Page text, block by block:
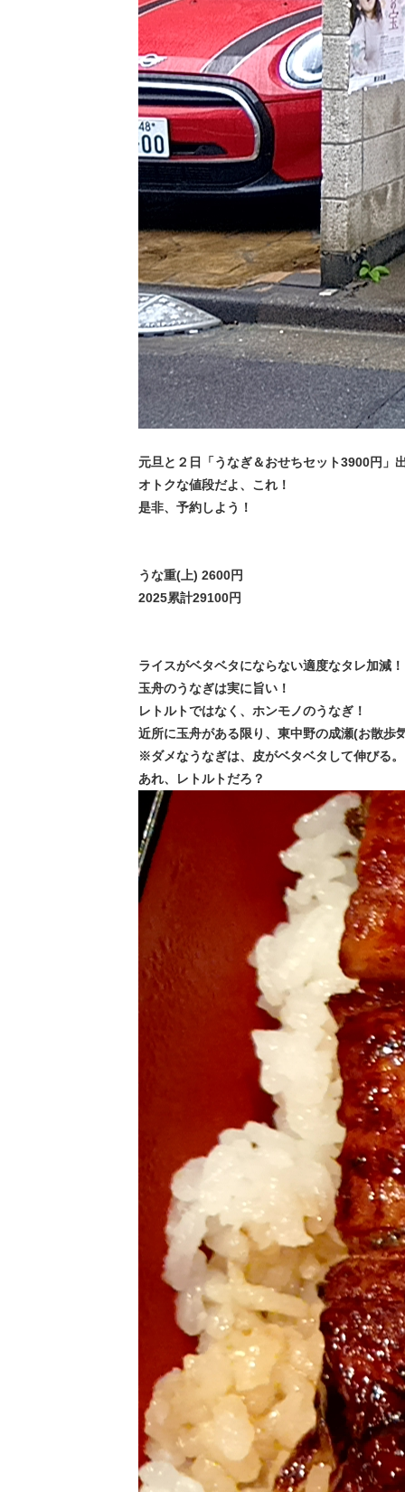
元旦と２日「うなぎ＆おせちセット3900円」
オトクな値段だよ、これ！
是非、予約しよう！
うな重(上) 2600円
2025累計29100円
ライスがベタベタにならない適度なタレ加減！
玉舟のうなぎは実に旨い！
レトルトではなく、ホンモノのうなぎ！
近所に玉舟がある限り、東中野の成瀬(お散歩
※ダメなうなぎは、皮がベタベタして伸びる。
あれ、レトルトだろ？